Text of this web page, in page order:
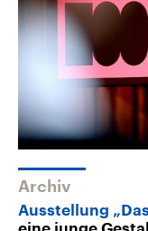
Archiv
Ausstellung